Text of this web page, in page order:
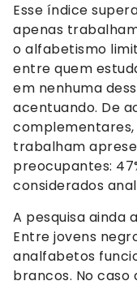
Esse índice
apenas
o alfabetismo
entre quem
em nenhuma
acentuando. De
complementares,
trabalham
preocupantes:
considerados
A pesquisa ainda
Entre jovens
analfabetos
brancos. No caso